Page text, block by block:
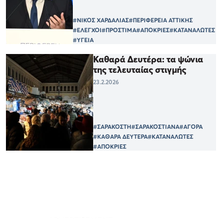
#ΝΙΚΟΣ ΧΑΡΔΑΛΙΑΣ#ΠΕΡΙΦΕΡΕΙΑ ΑΤΤΙΚΗΣ
#ΕΛΕΓΧΟΙ#ΠΡΟΣΤΙΜΑ#ΑΠΟΚΡΙΕΣ#ΚΑΤΑΝΑΛΩΤΕΣ
#ΥΓΕΙΑ
Καθαρά Δευτέρα: τα ψώνια
της τελευταίας στιγμής
23.2.2026
#ΣΑΡΑΚΟΣΤΗ#ΣΑΡΑΚΟΣΤΙΑΝΑ#ΑΓΟΡΑ
#ΚΑΘΑΡΑ ΔΕΥΤΕΡΑ#ΚΑΤΑΝΑΛΩΤΕΣ
#ΑΠΟΚΡΙΕΣ